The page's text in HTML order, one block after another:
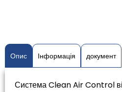
Опис Інформація документ
Система Clean Air Control